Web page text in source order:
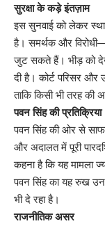
सुरक्षा के कड़े इंतज़ाम
इस सुनवाई को लेकर
है। समर्थक और
जुट सकते हैं। भीड़ को
दी है। कोर्ट परिसर और
ताकि किसी भी तरह की
पवन सिंह की प्रतिक्रिया
पवन सिंह की ओर से साफ
और अदालत में पूरी
कहना है कि यह मामला
पवन सिंह का यह रुख
भी दे रहा है।
राजनीतिक असर